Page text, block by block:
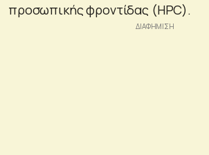
προσωπικής φροντίδας (HPC).